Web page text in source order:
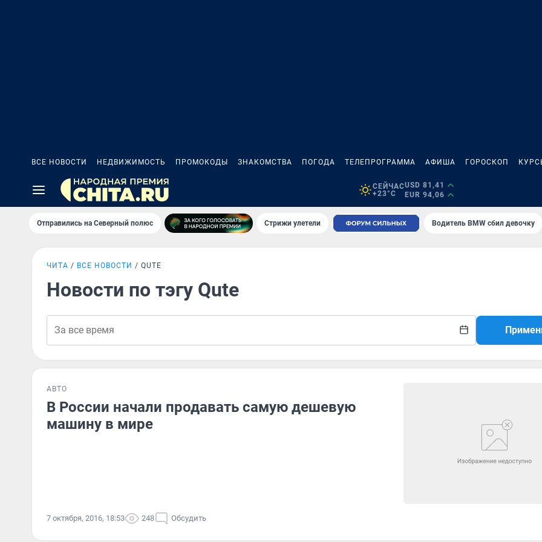
ВСЕ НОВОСТИ НЕДВИЖИМОСТЬ ПРОМОКОДЫ ЗНАКОМСТВА ПОГОДА ТЕЛЕПРОГРАММА АФИША ГОРОСКОП
СЕЙЧАС
+23°C
USD 81,41
EUR 94,06
Отправились на Северный полюс Стрижи улетели Водитель BMW сбил девочку
ЧИТА ВСЕ НОВОСТИ QUTE
Новости по тэгу Qute
АВТО
В России начали продавать самую дешевую
машину в мире
7 октября, 2016, 18:53 248 Обсудить